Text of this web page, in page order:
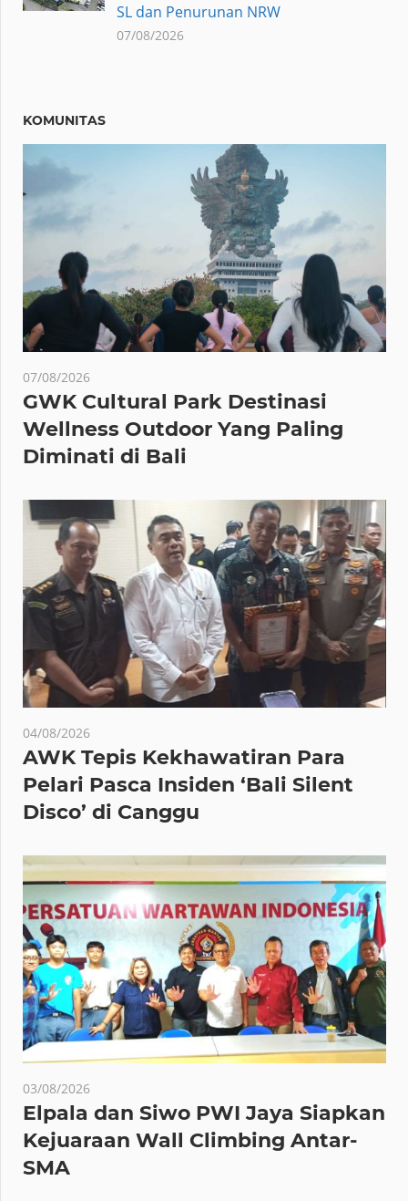
SL dan Penurunan NRW
07/08/2026
KOMUNITAS
07/08/2026
GWK Cultural Park Destinasi
Wellness Outdoor Yang Paling
Diminati di Bali
04/08/2026
AWK Tepis Kekhawatiran Para
Pelari Pasca Insiden ‘Bali Silent
Disco’ di Canggu
03/08/2026
Elpala dan Siwo PWI Jaya Siapkan
Kejuaraan Wall Climbing Antar-
SMA